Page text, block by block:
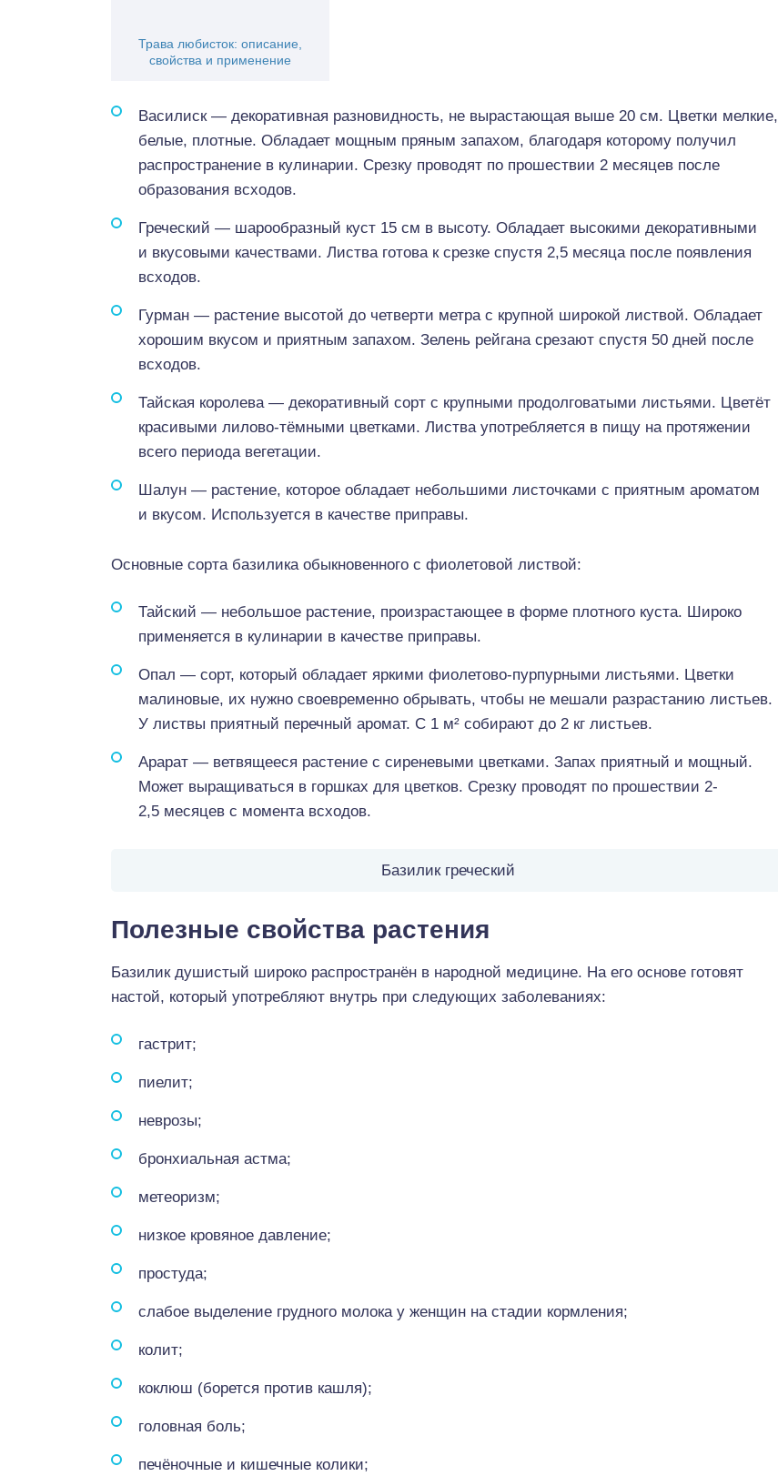
Трава любисток: описание,
свойства и применение
Василиск — декоративная разновидность, не вырастающая выше 20 см. Цветки мелкие,
белые, плотные. Обладает мощным пряным запахом, благодаря которому получил
распространение в кулинарии. Срезку проводят по прошествии 2 месяцев после
образования всходов.
Греческий — шарообразный куст 15 см в высоту. Обладает высокими декоративными
и вкусовыми качествами. Листва готова к срезке спустя 2,5 месяца после появления
всходов.
Гурман — растение высотой до четверти метра с крупной широкой листвой. Обладает
хорошим вкусом и приятным запахом. Зелень рейгана срезают спустя 50 дней после
всходов.
Тайская королева — декоративный сорт с крупными продолговатыми листьями. Цветёт
красивыми лилово-тёмными цветками. Листва употребляется в пищу на протяжении
всего периода вегетации.
Шалун — растение, которое обладает небольшими листочками с приятным ароматом
и вкусом. Используется в качестве приправы.
Основные сорта базилика обыкновенного с фиолетовой листвой:
Тайский — небольшое растение, произрастающее в форме плотного куста. Широко
применяется в кулинарии в качестве приправы.
Опал — сорт, который обладает яркими фиолетово-пурпурными листьями. Цветки
малиновые, их нужно своевременно обрывать, чтобы не мешали разрастанию листьев.
У листвы приятный перечный аромат. С 1 м² собирают до 2 кг листьев.
Арарат — ветвящееся растение с сиреневыми цветками. Запах приятный и мощный.
Может выращиваться в горшках для цветков. Срезку проводят по прошествии 2-
2,5 месяцев с момента всходов.
Базилик греческий
Полезные свойства растения
Базилик душистый широко распространён в народной медицине. На его основе готовят
настой, который употребляют внутрь при следующих заболеваниях:
гастрит;
пиелит;
неврозы;
бронхиальная астма;
метеоризм;
низкое кровяное давление;
простуда;
слабое выделение грудного молока у женщин на стадии кормления;
колит;
коклюш (борется против кашля);
головная боль;
печёночные и кишечные колики;